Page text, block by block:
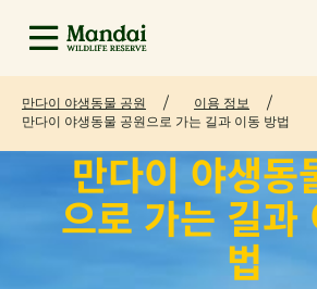
만다이 야생동물 공원
이용 정보
만다이 야생동물 공원으로 가는 길과 이동 방법
만다이 야생동
으로 가는 길과
법